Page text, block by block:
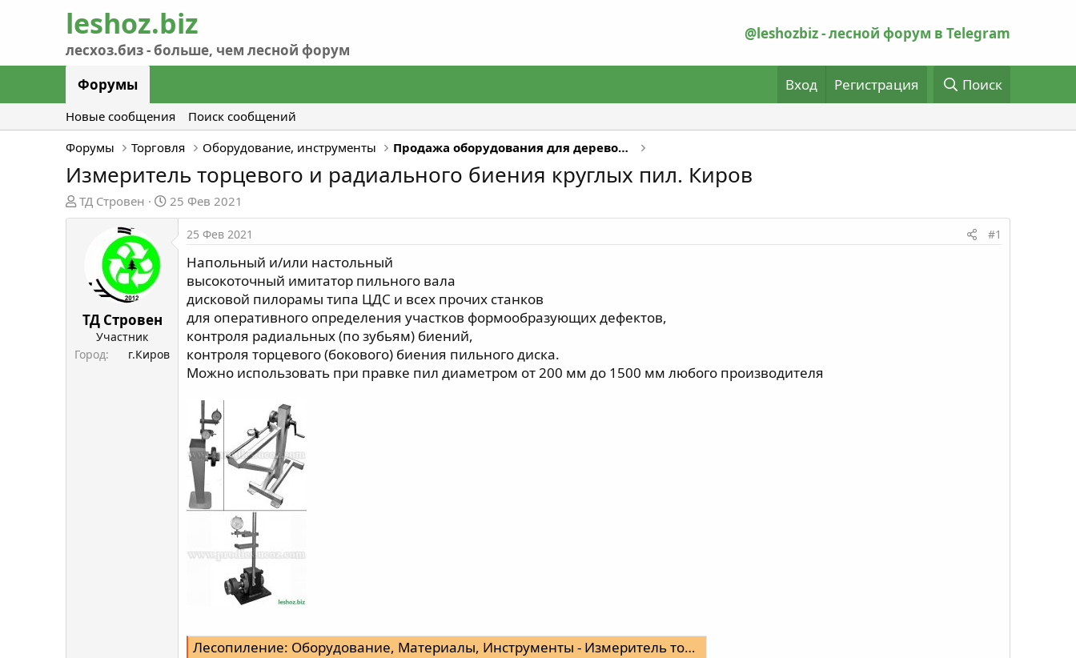
@leshozbiz - лесной форум в Telegram
Форумы Вход Регистрация Поиск
Новые сообщения
Поиск сообщений
Форумы
Торговля Оборудование, инструменты Продажа оборудования для деревообработки
Измеритель торцевого и радиального биения круглых пил. Киров
А
в
м
ТД Стровен
Д
а
а
25 Фев 2021
ТД Стровен
Участник
Город
г.Киров
25 Фев 2021 #1
Напольный и/или настольный
высокоточный имитатор пильного вала
дисковой пилорамы типа ЦДС и всех прочих станков
для оперативного определения участков формообразующих дефектов,
контроля радиальных (по зубьям) биений,
контроля торцевого (бокового) биения пильного диска.
Можно использовать при правке пил диаметром от 200 мм до 1500 мм любого производителя
Лесопиление: Оборудование, Материалы, Инструменты - Измеритель торцевого и радиального биения круглых пил